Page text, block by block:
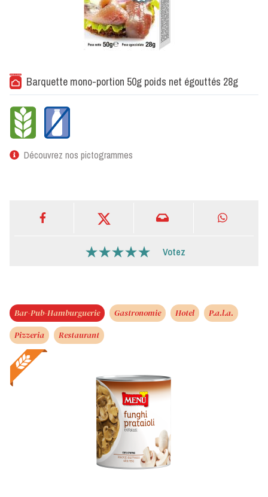
Barquette mono-portion 50g poids net égouttés 28g
Découvrez nos pictogrammes
Votez
Bar-Pub-Hamburguerie Gastronomie Hotel
P.a.l.a.
Pizzeria
Restaurant